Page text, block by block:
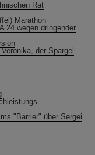
Rat
Marathon
24 wegen dringender
der Spargel
"Barrier" über Sergei